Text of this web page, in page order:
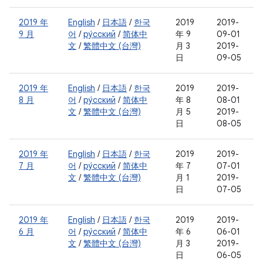
2019 年
9 月
English / 日本語 / 한국
어 /ру́сский /简体中
文 /繁體中文 (台灣)
2019
年 9
月 3
日
2019-
09-01
2019-
09-05
2019 年
8 月
English / 日本語 / 한국
어 /ру́сский /简体中
文 /繁體中文 (台灣)
2019
年 8
月 5
日
2019-
08-01
2019-
08-05
2019 年
7 月
English / 日本語 / 한국
어 /ру́сский /简体中
文 /繁體中文 (台灣)
2019
年 7
月 1
日
2019-
07-01
2019-
07-05
2019 年
6 月
English / 日本語 / 한국
어 /ру́сский /简体中
文 /繁體中文 (台灣)
2019
年 6
月 3
日
2019-
06-01
2019-
06-05